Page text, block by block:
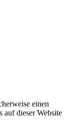
einen
dieser Website